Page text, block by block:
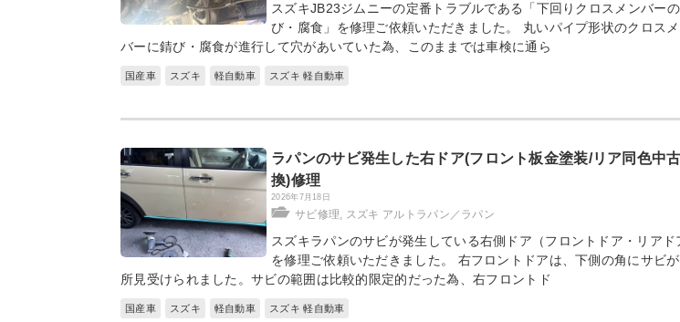
スズキJB23ジムニーの定番トラブルである「下回りクロスメンバー
び・腐食」を修理ご依頼いただきました。 丸いパイプ形状のクロス
バーに錆び・腐食が進行して穴があいていた為、このままでは車検に通ら
国産車 スズキ 軽自動車 スズキ 軽自動車
ラパンのサビ発生した右ドア(フロント板金塗装/リア同色中
換)修理
2026年7月18日
サビ修理, スズキ アルトラパン／ラパン
スズキラパンのサビが発生している右側ドア（フロントドア・リアド
を修理ご依頼いただきました。 右フロントドアは、下側の角にサビ
所見受けられました。サビの範囲は比較的限定的だった為、右フロントド
国産車 スズキ 軽自動車 スズキ 軽自動車